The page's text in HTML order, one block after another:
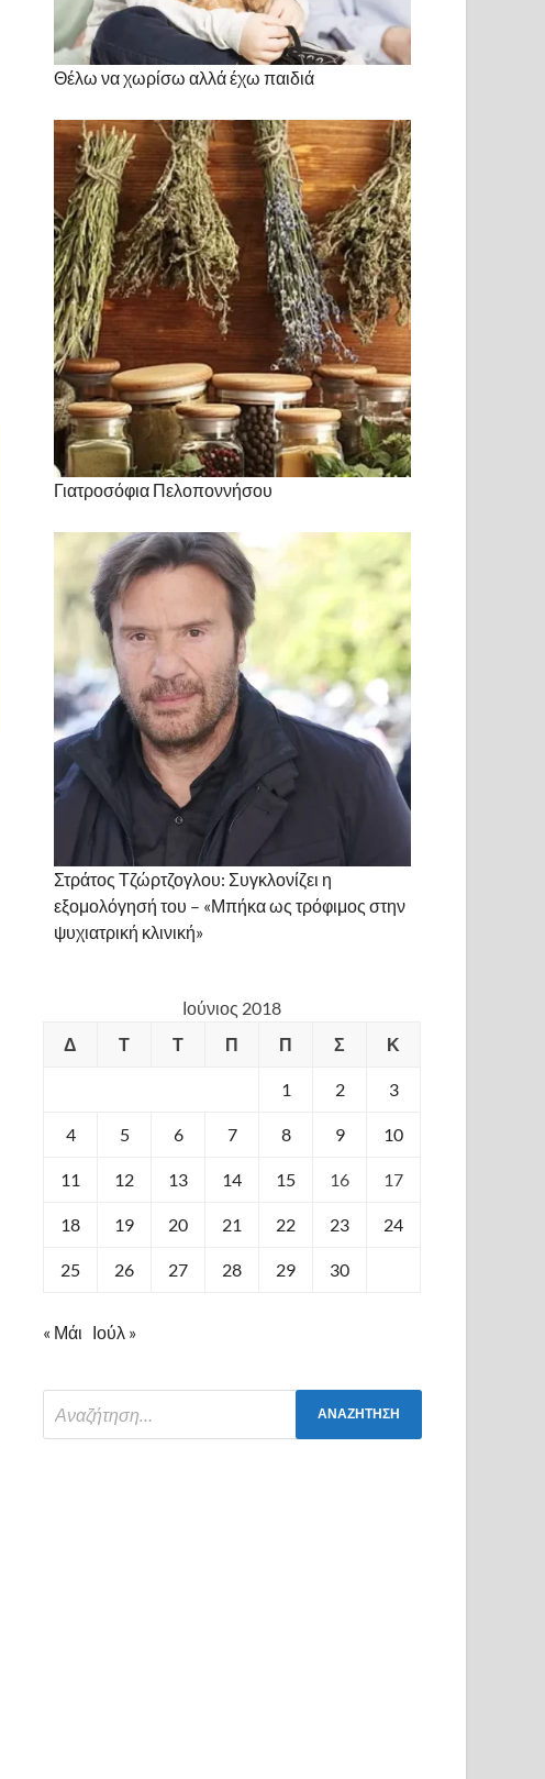
Θέλω να χωρίσω αλλά έχω παιδιά
Γιατροσόφια Πελοποννήσου
Στράτος Τζώρτζογλου: Συγκλονίζει η
εξομολόγησή του – «Μπήκα ως τρόφιμος στην
ψυχιατρική κλινική»
Ιούνιος 2018
Δ
Τ Τ Π Π Σ Κ
1 2 3
4 5 6 7 8 9 10
11 12 13 14 15 16 17
18 19 20 21 22 23 24
25 26 27 28 29 30
« Μάι Ιούλ »